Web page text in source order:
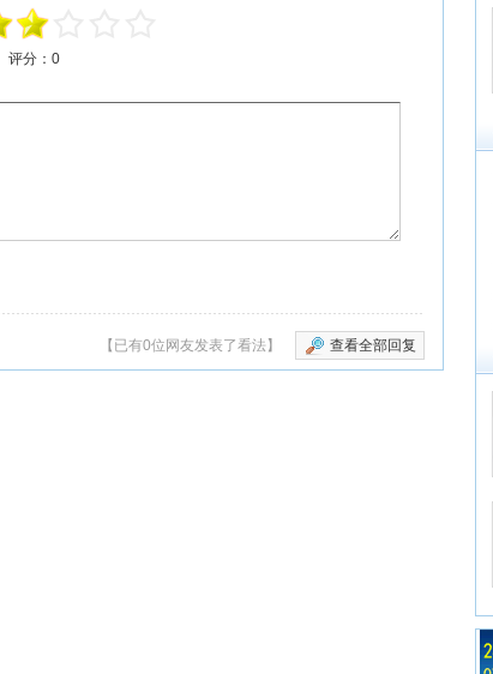
评分： 0
查看全部回复
【已有0位网友发表了看法】